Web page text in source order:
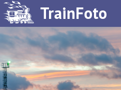
TrainFoto